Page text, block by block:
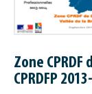
Zone
CPRDFP